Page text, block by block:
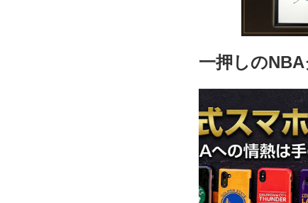
一押しの31,900円(税
29.0cm
31,900円(税
29.5cm